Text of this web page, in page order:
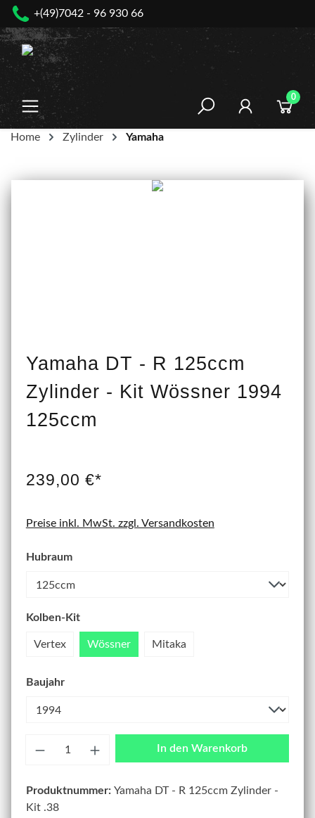
springen
+(49)7042 - 96 930 66
0
Home Zylinder Yamaha
Yamaha DT - R 125ccm
Zylinder - Kit Wössner 1994
125ccm
239,00 €*
Preise inkl. MwSt. zzgl. Versandkosten
Hubraum
Kolben-Kit
Vertex Wössner Mitaka
Baujahr
In den Warenkorb
Produktnummer: Yamaha DT - R 125ccm Zylinder -
Kit .38